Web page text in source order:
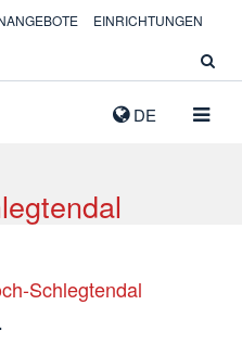
DE
EINRICHTUNGEN
Schlegtendal